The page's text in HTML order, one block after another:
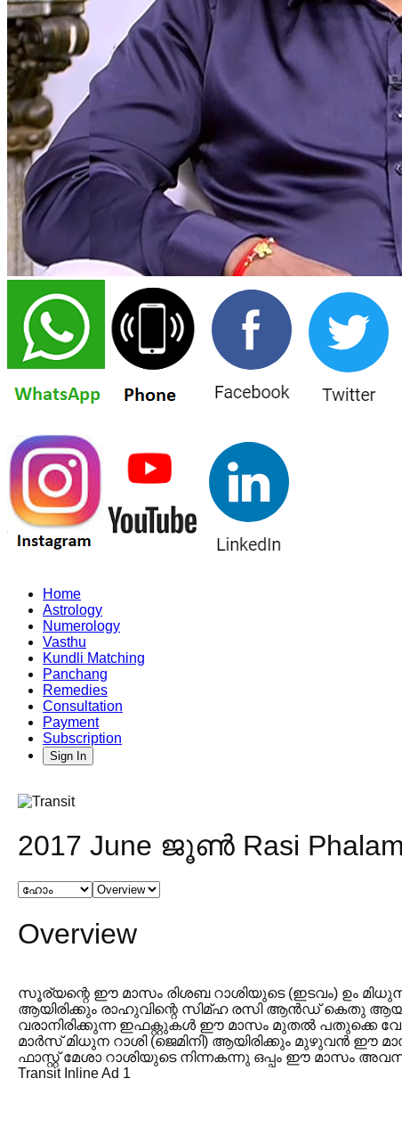
Home
Astrology
Numerology
Vasthu
Kundli Matching
Panchang
Remedies
Consultation
Payment
Subscription
Sign In
2017 June ജൂൺ Rasi
Overview
സൂര്യന്റെ ഈ മാസം രിശബ റാശിയുടെ (ഇടവം) ഉം
ആയിരിക്കും രാഹുവിന്റെ സിമ്ഹ രസി ആൻഡ് കെതു
വരാനിരിക്കുന്ന ഇഫക്റ്റുകൾ ഈ മാസം മുതൽ പതുക്കെ
മാർസ് മിധുന റാശി (ജെമിനി) ആയിരിക്കും മുഴുവൻ ഈ
ഫാസ്റ്റ് മേശാ റാശിയുടെ നിന്നകന്നു ഒപ്പം ഈ മാസം
Transit Inline Ad 1